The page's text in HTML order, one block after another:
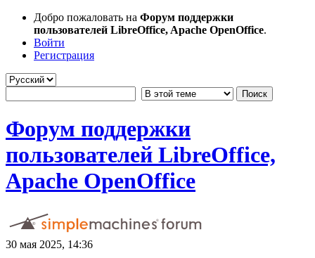
Добро пожаловать на Форум поддержки
пользователей LibreOffice, Apache OpenOffice.
Войти
Регистрация
Форум поддержки
пользователей LibreOffice,
Apache OpenOffice
30 мая 2025, 14:36